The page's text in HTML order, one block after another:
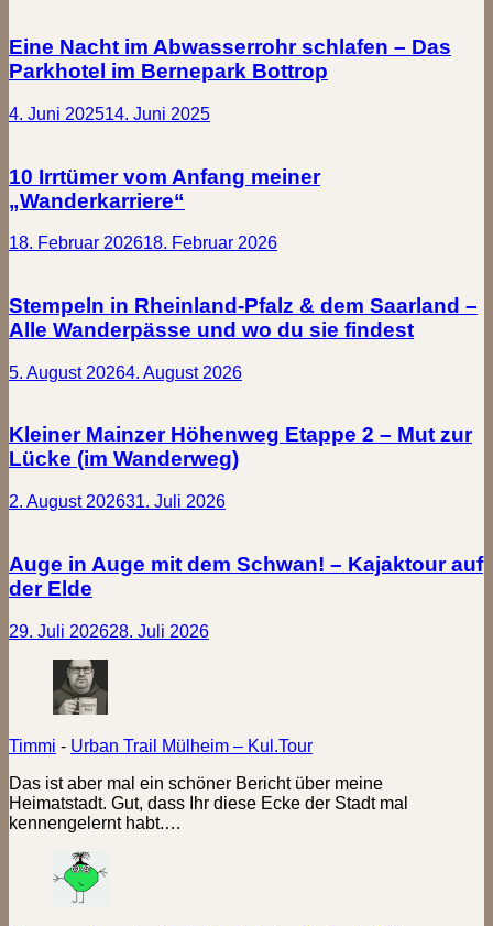
Eine Nacht im Abwasserrohr schlafen – Das
Parkhotel im Bernepark Bottrop
4. Juni 202514. Juni 2025
10 Irrtümer vom Anfang meiner
„Wanderkarriere“
18. Februar 202618. Februar 2026
Stempeln in Rheinland-Pfalz & dem Saarland –
Alle Wanderpässe und wo du sie findest
5. August 20264. August 2026
Kleiner Mainzer Höhenweg Etappe 2 – Mut zur
Lücke (im Wanderweg)
2. August 202631. Juli 2026
Auge in Auge mit dem Schwan! – Kajaktour auf
der Elde
29. Juli 202628. Juli 2026
Timmi - Urban Trail Mülheim – Kul.Tour
Das ist aber mal ein schöner Bericht über meine
Heimatstadt. Gut, dass Ihr diese Ecke der Stadt mal
kennengelernt habt.…